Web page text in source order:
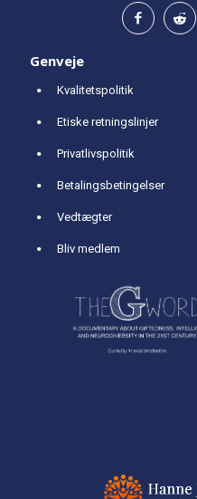
Genveje
Kvalitetspolitik
Etiske retningslinjer
Privatlivspolitik
Betalingsbetingelser
Vedtægter
Bliv medlem